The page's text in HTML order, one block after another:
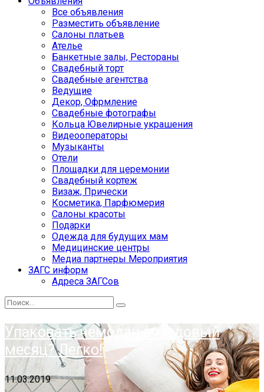
Все объявления
Разместить объявление
Салоны платьев
Ателье
Банкетные залы, Рестораны
Свадебный торт
Свадебные агентства
Ведущие
Декор, Офрмление
Свадебные фотографы
Кольца Ювелирные украшения
Видеооператоры
Музыканты
Отели
Площадки для церемонии
Свадебный кортеж
Визаж, Прически
Косметика, Парфюмерия
Салоны красоты
Подарки
Одежда для будущих мам
Медицинские центры
Медиа партнеры Мероприятия
ЗАГС информ
Адреса ЗАГСов
Упаковать чемодан в медовый
месяц? Легко!
11.03.2019